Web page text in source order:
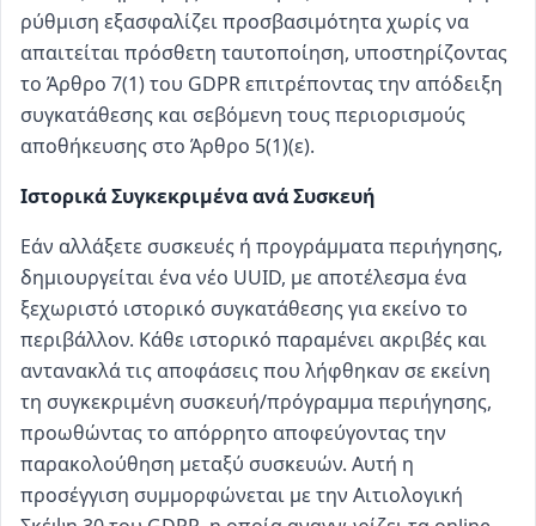
ρύθμιση εξασφαλίζει προσβασιμότητα χωρίς να
απαιτείται πρόσθετη ταυτοποίηση, υποστηρίζοντας
το Άρθρο 7(1) του GDPR επιτρέποντας την απόδειξη
συγκατάθεσης και σεβόμενη τους περιορισμούς
αποθήκευσης στο Άρθρο 5(1)(ε).
Ιστορικά Συγκεκριμένα ανά Συσκευή
Εάν αλλάξετε συσκευές ή προγράμματα περιήγησης,
δημιουργείται ένα νέο UUID, με αποτέλεσμα ένα
ξεχωριστό ιστορικό συγκατάθεσης για εκείνο το
περιβάλλον. Κάθε ιστορικό παραμένει ακριβές και
αντανακλά τις αποφάσεις που λήφθηκαν σε εκείνη
τη συγκεκριμένη συσκευή/πρόγραμμα περιήγησης,
προωθώντας το απόρρητο αποφεύγοντας την
παρακολούθηση μεταξύ συσκευών. Αυτή η
προσέγγιση συμμορφώνεται με την Αιτιολογική